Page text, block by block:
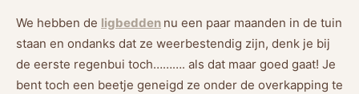
We hebben de ligbedden nu een paar maanden in de tuin
staan en ondanks dat ze weerbestendig zijn, denk je bij
de eerste regenbui toch………. als dat maar goed gaat! Je
bent toch een beetje geneigd ze onder de overkapping te